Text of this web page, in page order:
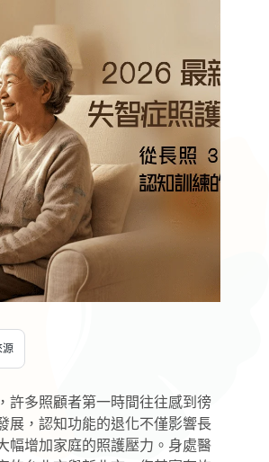
源
許多照顧者第一時間往往感到徬
展，認知功能的退化不僅影響長
幅增加家庭的照護壓力。身處醫